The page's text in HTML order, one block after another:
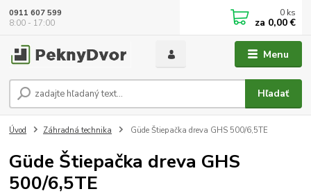
Menu
Hľadať
0911 607 599
8:00 - 17:00
0 ks
za 0,00 €
Úvod Záhradná technika Güde Štiepačka dreva GHS 500/6,5TE
Güde Štiepačka dreva GHS
500/6,5TE